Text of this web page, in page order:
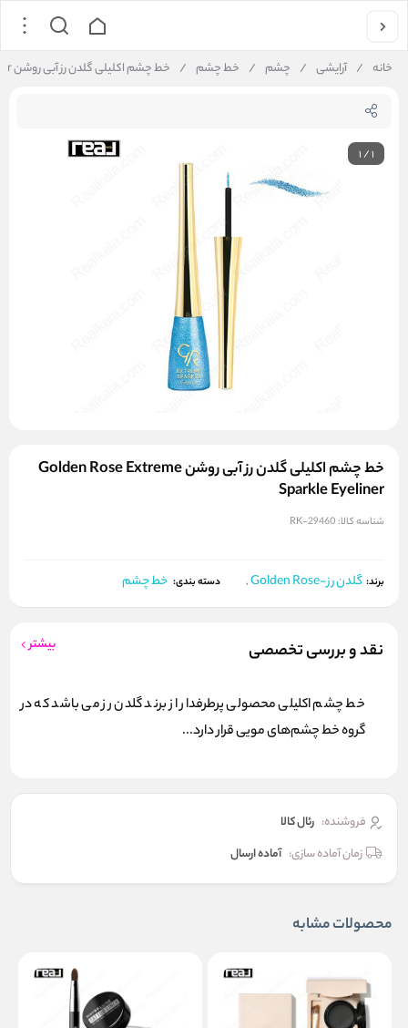
خانه / آرایشی / چشم / خط چشم / خط چشم اکلیلی گلدن رز آبی روشن Golden Rose Extreme Sparkle Eyeliner
1/1
خط چشم اکلیلی گلدن رز آبی روشن Golden Rose Extreme
Sparkle Eyeliner
شناسه کالا: RK-29460
برند: گلدن رز-Golden Rose , دسته بندی: خط چشم
نقد و بررسی تخصصی بیشتر
خط چشم اکلیلی محصولی پرطرفدار از برند گلدن رز می باشد که در
گروه خط چشم‌های مویی قرار دارد...
فروشنده: رئال كالا
زمان آماده سازی: آماده ارسال
محصولات مشابه